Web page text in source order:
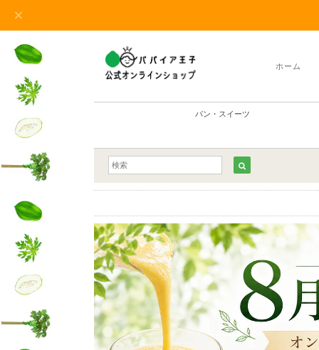
ホーム
パン・スイーツ